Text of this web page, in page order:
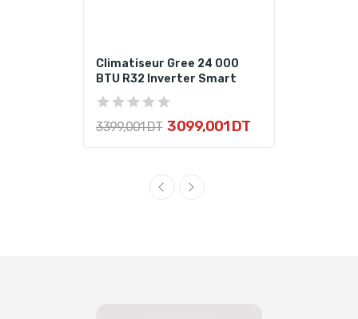
Climatiseur Gree 24 000
BTU R32 Inverter Smart
3 399,001 DT 3 099,001 DT